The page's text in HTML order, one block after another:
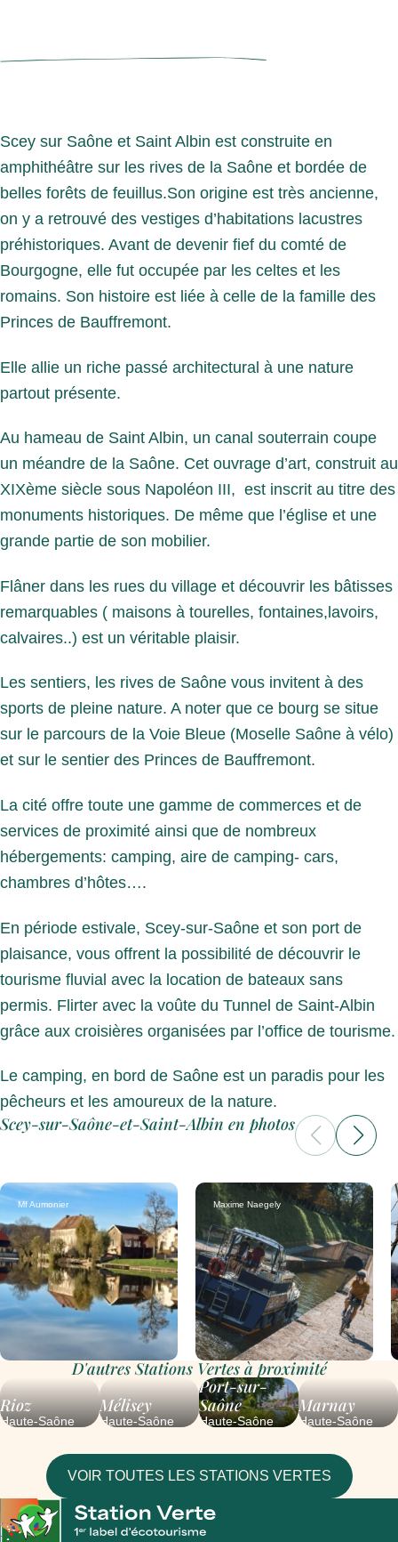
Scey sur Saône et Saint Albin est construite en
amphithéâtre sur les rives de la Saône et bordée de
belles forêts de feuillus.Son origine est très ancienne,
on y a retrouvé des vestiges d’habitations lacustres
préhistoriques. Avant de devenir fief du comté de
Bourgogne, elle fut occupée par les celtes et les
romains. Son histoire est liée à celle de la famille des
Princes de Bauffremont.
Elle allie un riche passé architectural à une nature
partout présente.
Au hameau de Saint Albin, un canal souterrain coupe
un méandre de la Saône. Cet ouvrage d’art, construit au
XIXème siècle sous Napoléon III, est inscrit au titre des
monuments historiques. De même que l’église et une
grande partie de son mobilier.
Flâner dans les rues du village et découvrir les bâtisses
remarquables ( maisons à tourelles, fontaines,lavoirs,
calvaires..) est un véritable plaisir.
Les sentiers, les rives de Saône vous invitent à des
sports de pleine nature. A noter que ce bourg se situe
sur le parcours de la Voie Bleue (Moselle Saône à vélo)
et sur le sentier des Princes de Bauffremont.
La cité offre toute une gamme de commerces et de
services de proximité ainsi que de nombreux
hébergements: camping, aire de camping- cars,
chambres d’hôtes….
En période estivale, Scey-sur-Saône et son port de
plaisance, vous offrent la possibilité de découvrir le
tourisme fluvial avec la location de bateaux sans
permis. Flirter avec la voûte du Tunnel de Saint-Albin
grâce aux croisières organisées par l’office de tourisme.
Le camping, en bord de Saône est un paradis pour les
pêcheurs et les amoureux de la nature.
Scey-sur-Saône-et-Saint-Albin en photos
Mf Aumonier Maxime Naegely
D'autres Stations Vertes à proximité
Rioz
Haute-Saône
Mélisey
Haute-Saône
Port-sur-
Saône
Haute-Saône
Marnay
Haute-Saône
VOIR TOUTES LES STATIONS VERTES